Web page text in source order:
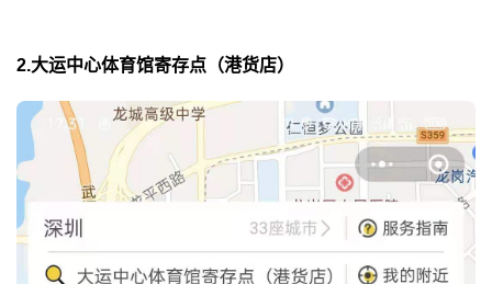
2.大运中心体育馆寄存点（港货店）